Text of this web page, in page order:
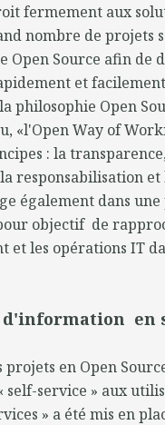
fermement aux
nombre de projets
Open Source afin de
et
philosophie Open
«l'Open Way of
: la
responsabilisation et
également dans
objectif de
et les opérations IT
d'information en
projets en Open
self-service » aux
» a été mis en